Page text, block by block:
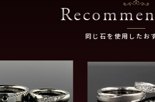
同じ石を使用したお